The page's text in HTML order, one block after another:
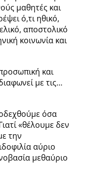
μαθητές και
ό,τι ηθικό,
αποστολικό
κοινωνία και
και
με τις…
όσα
«θέλουμε δεν
την
αύριο
μεθαύριο